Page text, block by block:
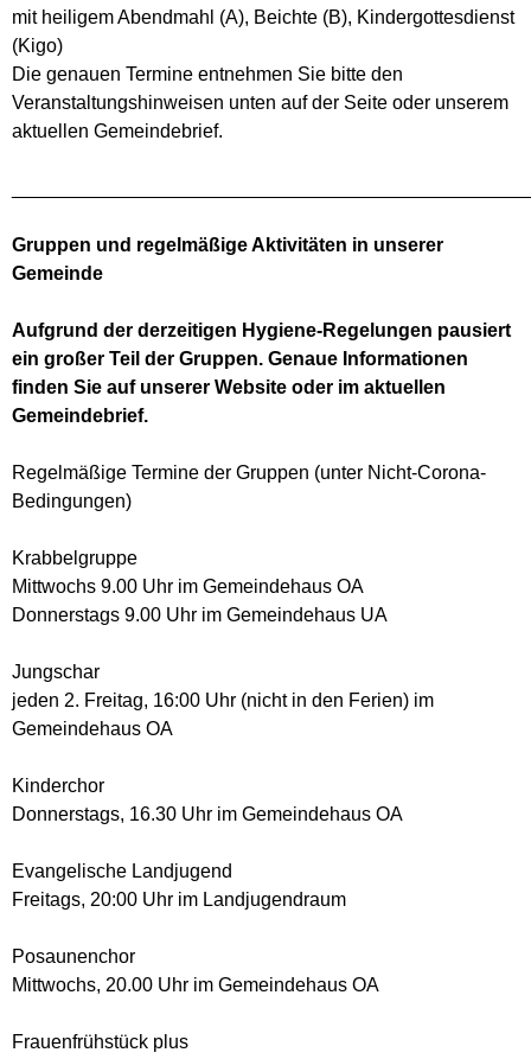
mit heiligem Abendmahl (A), Beichte (B), Kindergottesdienst
(Kigo)
Die genauen Termine entnehmen Sie bitte den
Veranstaltungshinweisen unten auf der Seite oder unserem
aktuellen Gemeindebrief.
Gruppen und regelmäßige Aktivitäten in unserer
Gemeinde
Aufgrund der derzeitigen Hygiene-Regelungen pausiert
ein großer Teil der Gruppen. Genaue Informationen
finden Sie auf unserer Website oder im aktuellen
Gemeindebrief.
Regelmäßige Termine der Gruppen (unter Nicht-Corona-
Bedingungen)
Krabbelgruppe
Mittwochs 9.00 Uhr im Gemeindehaus OA
Donnerstags 9.00 Uhr im Gemeindehaus UA
Jungschar
jeden 2. Freitag, 16:00 Uhr (nicht in den Ferien) im
Gemeindehaus OA
Kinderchor
Donnerstags, 16.30 Uhr im Gemeindehaus OA
Evangelische Landjugend
Freitags, 20:00 Uhr im Landjugendraum
Posaunenchor
Mittwochs, 20.00 Uhr im Gemeindehaus OA
Frauenfrühstück plus